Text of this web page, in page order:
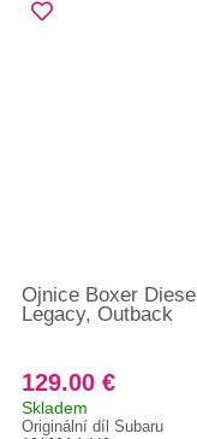
Ojnice Boxer
Legacy, Outback
129.00 €
Skladem
Originální díl Subaru